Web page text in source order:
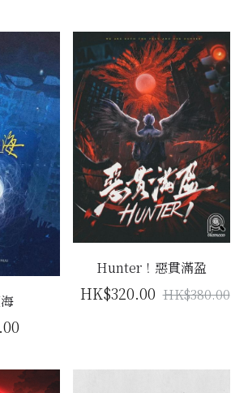
Hunter！惡貫滿盈
HK$320.00 HK$380.00